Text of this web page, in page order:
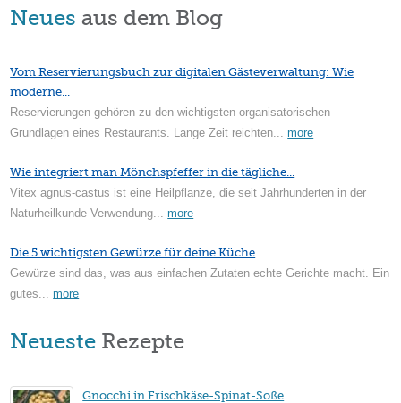
Neues aus dem Blog
Vom Reservierungsbuch zur digitalen Gästeverwaltung: Wie
moderne...
Reservierungen gehören zu den wichtigsten organisatorischen
Grundlagen eines Restaurants. Lange Zeit reichten...more
Wie integriert man Mönchspfeffer in die tägliche...
Vitex agnus-castus ist eine Heilpflanze, die seit Jahrhunderten in der
Naturheilkunde Verwendung...more
Die 5 wichtigsten Gewürze für deine Küche
Gewürze sind das, was aus einfachen Zutaten echte Gerichte macht. Ein
gutes...more
Neueste Rezepte
Gnocchi in Frischkäse-Spinat-Soße